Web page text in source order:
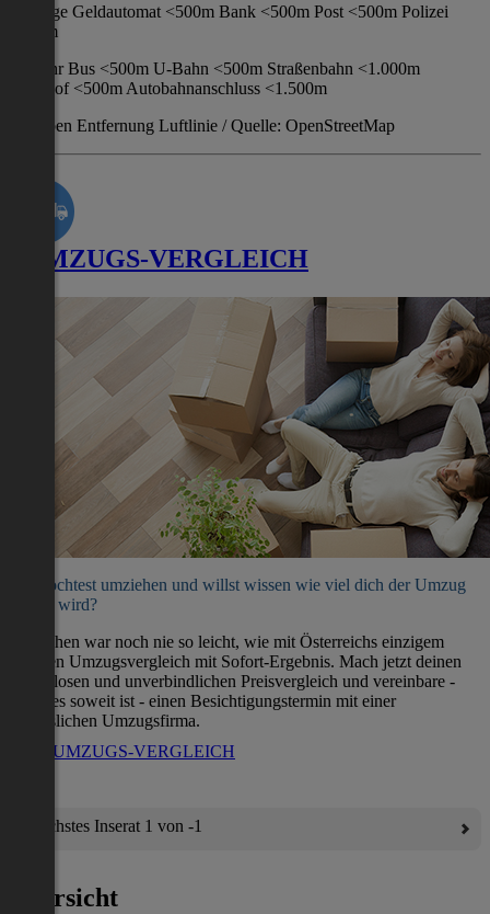
Sonstige Geldautomat <500m Bank <500m Post <500m Polizei
<500m
Verkehr Bus <500m U-Bahn <500m Straßenbahn <1.000m
Bahnhof <500m Autobahnanschluss <1.500m
Angaben Entfernung Luftlinie / Quelle: OpenStreetMap
UMZUGS-VERGLEICH
Du möchtest umziehen und willst wissen wie viel dich der Umzug
kosten wird?
Umziehen war noch nie so leicht, wie mit Österreichs einzigem
direkten Umzugsvergleich mit Sofort-Ergebnis. Mach jetzt deinen
kostenlosen und unverbindlichen Preisvergleich und vereinbare -
wenn es soweit ist - einen Besichtigungstermin mit einer
verlässlichen Umzugsfirma.
ZUM UMZUGS-VERGLEICH
Nächstes Inserat 1 von -1
Übersicht